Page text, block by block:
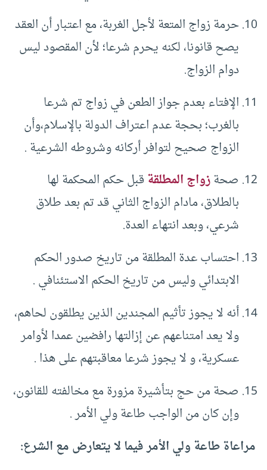
حرمة زواج المتعة لأجل الغربة، مع اعتبار أن العقد
يصح قانونا، لكنه يحرم شرعا؛ لأن المقصود ليس
دوام الزواج.
الإفتاء بعدم جواز الطعن في زواج تم شرعا
بالغرب؛ بحجة عدم اعتراف الدولة بالإسلام،وأن
الزواج صحيح لتوافر أركانه وشروطه الشرعية .
صحةزواج المطلقةقبل حكم المحكمة لها
بالطلاق، مادام الزواج الثاني قد تم بعد طلاق
شرعي، وبعد انتهاء العدة.
احتساب عدة المطلقة من تاريخ صدور الحكم
الابتدائي وليس من تاريخ الحكم الاستئنافي .
أنه لا يجوز تأثيم المجندين الذين يطلقون لحاهم،
ولا يعد امتناعهم عن إزالتها رافضين عمدا لأوامر
عسكرية، و لا يجوز شرعا معاقبتهم على هذا .
صحة من حج بتأشيرة مزورة مع مخالفته للقانون،
وإن كان من الواجب طاعة ولي الأمر .
مراعاة طاعة ولي الأمر فيما لا يتعارض مع الشرع: